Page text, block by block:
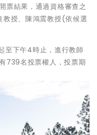
票結果，通過資格審查之
教授、陳鴻震教授(依候選
至下午4時止，進行教師
739名投票權人，投票期